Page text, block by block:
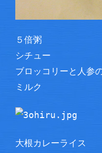
５倍粥
シチュー
ブロッコリーと人参
ミルク
大根カレーライス